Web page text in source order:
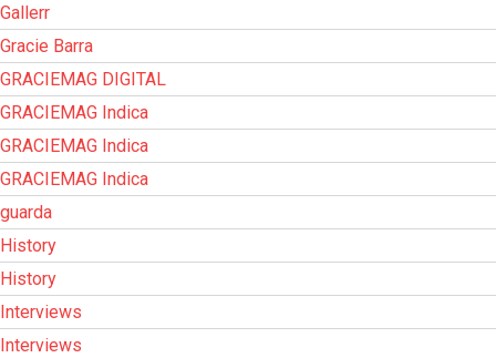
Gallerr
Gracie Barra
GRACIEMAG DIGITAL
GRACIEMAG Indica
GRACIEMAG Indica
GRACIEMAG Indica
guarda
History
History
Interviews
Interviews